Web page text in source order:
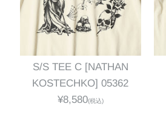
S/S TEE C [NATHAN
KOSTECHKO] 05362
¥8,580(税込)